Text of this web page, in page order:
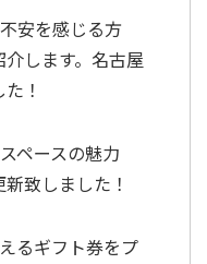
安を感じる方
します。名古屋
！
ペースの魅力
致しました！
るギフト券をプ